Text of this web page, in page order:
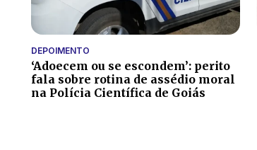
DEPOIMENTO
‘Adoecem ou se escondem’: perito
fala sobre rotina de assédio moral
na Polícia Científica de Goiás